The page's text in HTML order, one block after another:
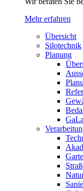
Mehr erfahren
Übersicht
Silotechnik
Planung